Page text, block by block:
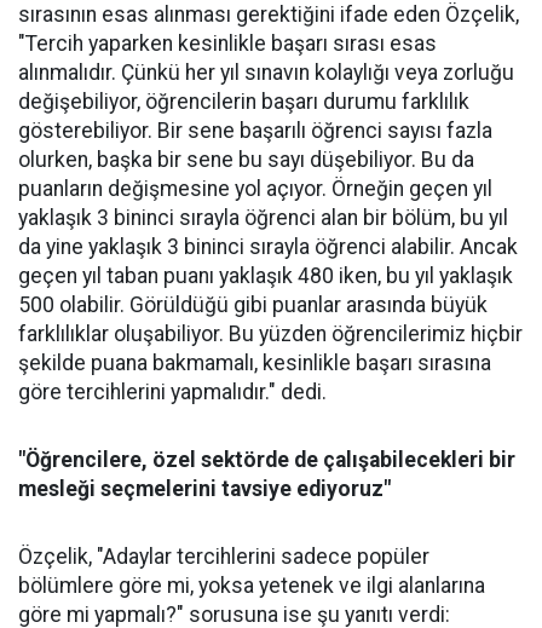
sırasının esas alınması gerektiğini ifade eden Özçelik,
"Tercih yaparken kesinlikle başarı sırası esas
alınmalıdır. Çünkü her yıl sınavın kolaylığı veya zorluğu
değişebiliyor, öğrencilerin başarı durumu farklılık
gösterebiliyor. Bir sene başarılı öğrenci sayısı fazla
olurken, başka bir sene bu sayı düşebiliyor. Bu da
puanların değişmesine yol açıyor. Örneğin geçen yıl
yaklaşık 3 bininci sırayla öğrenci alan bir bölüm, bu yıl
da yine yaklaşık 3 bininci sırayla öğrenci alabilir. Ancak
geçen yıl taban puanı yaklaşık 480 iken, bu yıl yaklaşık
500 olabilir. Görüldüğü gibi puanlar arasında büyük
farklılıklar oluşabiliyor. Bu yüzden öğrencilerimiz hiçbir
şekilde puana bakmamalı, kesinlikle başarı sırasına
göre tercihlerini yapmalıdır." dedi.
"Öğrencilere, özel sektörde de çalışabilecekleri bir
mesleği seçmelerini tavsiye ediyoruz"
Özçelik, "Adaylar tercihlerini sadece popüler
bölümlere göre mi, yoksa yetenek ve ilgi alanlarına
göre mi yapmalı?" sorusuna ise şu yanıtı verdi: